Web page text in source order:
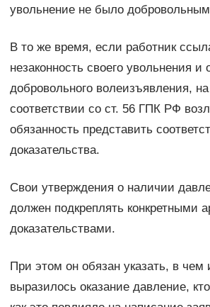
увольнение не было
В то же время, если работник
незаконность своего увольнения и
добровольного волеизъявления, на
соответствии со ст. 56 ГПК РФ
обязанность представить
доказательства.
Свои утверждения о наличии
должен подкреплять конкретными
доказательствами.
При этом он обязан указать, в чем
выразилось оказание давление,